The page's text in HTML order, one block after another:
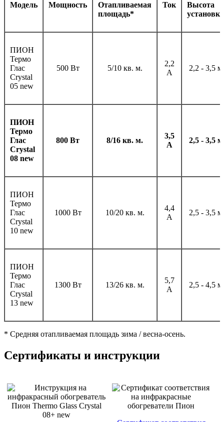
Модель Мощность
Отапливаемая
площадь*
Ток
Высота
установки
ПИОН
Термо
Глас
Сrystal
05 new
500 Вт 5/10 кв. м.
2,2
А
2,2 - 3,5 м
ПИОН
Термо
Глас
Сrystal
08 new
800 Вт 8/16 кв. м.
3,5
А
2,5 - 3,5 м
ПИОН
Термо
Глас
Сrystal
10 new
1000 Вт 10/20 кв. м.
4,4
А
2,5 - 3,5 м
ПИОН
Термо
Глас
Сrystal
13 new
1300 Вт 13/26 кв. м.
5,7
А
2,5 - 4,5 м
* Средняя отапливаемая площадь зима / весна-осень.
Сертификаты и инструкции